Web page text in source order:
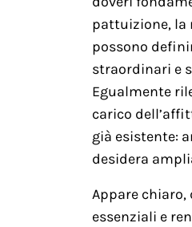
pattuizione, la
possono
straordinari e
Egualmente
carico
già esistente:
desidera
Appare
essenziali e